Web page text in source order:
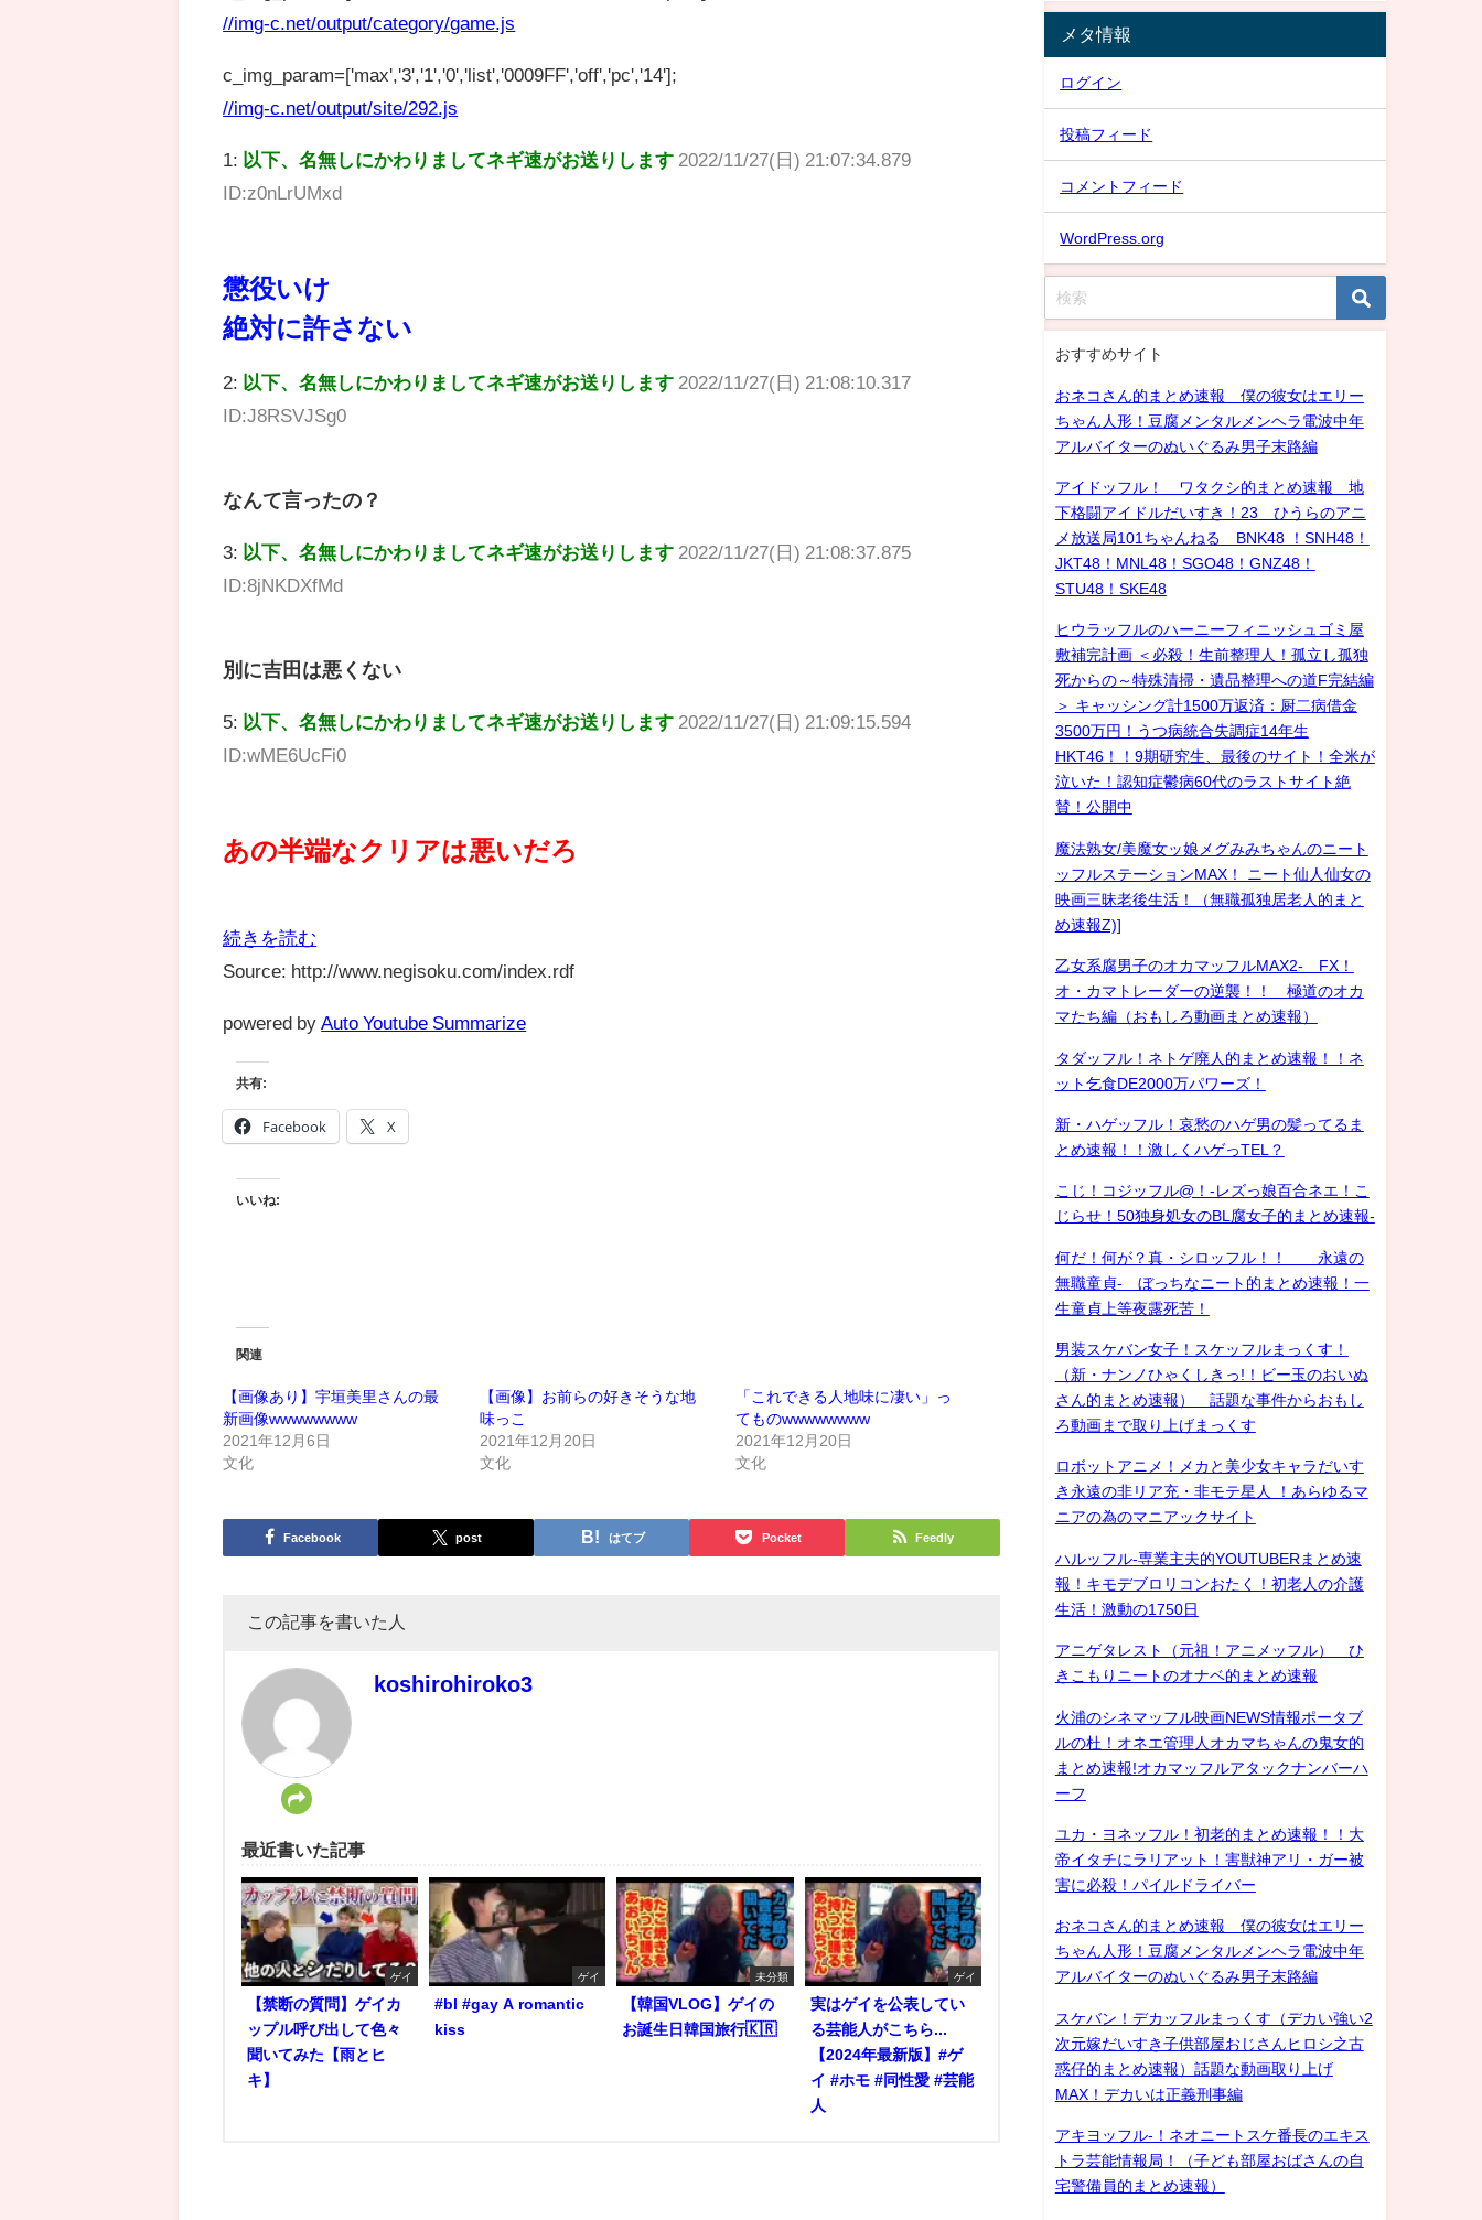
//img-c.net/output/category/game.js
c_img_param=['max','3','1','0','list','0009FF','off','pc','14'];
//img-c.net/output/site/292.js
1: 以下、名無しにかわりましてネギ速がお送りします 2022/11/27(日) 21:07:34.879
ID:z0nLrUMxd
懲役いけ
絶対に許さない
2: 以下、名無しにかわりましてネギ速がお送りします 2022/11/27(日) 21:08:10.317
ID:J8RSVJSg0
なんて言ったの？
3: 以下、名無しにかわりましてネギ速がお送りします 2022/11/27(日) 21:08:37.875
ID:8jNKDXfMd
別に吉田は悪くない
5: 以下、名無しにかわりましてネギ速がお送りします 2022/11/27(日) 21:09:15.594
ID:wME6UcFi0
あの半端なクリアは悪いだろ
続きを読む
Source: http://www.negisoku.com/index.rdf
powered by Auto Youtube Summarize
共有:
Facebook X
いいね:
関連
【画像あり】宇垣美里さんの最
新画像wwwwwwww
2021年12月6日
文化
【画像】お前らの好きそうな地
味っこ
2021年12月20日
文化
「これできる人地味に凄い」っ
てものwwwwwwww
2021年12月20日
文化
Facebook post はてブ Pocket Feedly
この記事を書いた人
koshirohiroko3
最近書いた記事
ゲイ
【禁断の質問】ゲイカ
ップル呼び出して色々
聞いてみた【雨とヒ
キ】
ゲイ
#bl #gay A romantic
kiss
未分類
【韓国VLOG】ゲイの
お誕生日韓国旅行🇰🇷
ゲイ
実はゲイを公表してい
る芸能人がこちら...
【2024年最新版】#ゲ
イ #ホモ #同性愛 #芸能
人
メタ情報
ログイン
投稿フィード
コメントフィード
WordPress.org
おすすめサイト
おネコさん的まとめ速報 僕の彼女はエリー
ちゃん人形！豆腐メンタルメンヘラ電波中年
アルバイターのぬいぐるみ男子末路編
アイドッフル！ ワタクシ的まとめ速報 地
下格闘アイドルだいすき！23 ひうらのアニ
メ放送局101ちゃんねる BNK48 ！SNH48！
JKT48！MNL48！SGO48！GNZ48！
STU48！SKE48
ヒウラッフルのハーニーフィニッシュゴミ屋
敷補完計画 ＜必殺！生前整理人！孤立し孤独
死からの～特殊清掃・遺品整理への道F完結編
＞ キャッシング計1500万返済：厨二病借金
3500万円！うつ病統合失調症14年生
HKT46！！9期研究生、最後のサイト！全米が
泣いた！認知症鬱病60代のラストサイト絶
賛！公開中
魔法熟女/美魔女ッ娘メグみみちゃんのニート
ッフルステーションMAX！ ニート仙人仙女の
映画三昧老後生活！（無職孤独居老人的まと
め速報Z)]
乙女系腐男子のオカマッフルMAX2- FX！
オ・カマトレーダーの逆襲！！ 極道のオカ
マたち編（おもしろ動画まとめ速報）
タダッフル！ネトゲ廃人的まとめ速報！！ネ
ット乞食DE2000万パワーズ！
新・ハゲッフル！哀愁のハゲ男の髪ってるま
とめ速報！！激しくハゲっTEL？
こじ！コジッフル@！-レズっ娘百合ネエ！こ
じらせ！50独身処女のBL腐女子的まとめ速報-
何だ！何が？真・シロッフル！！ 永遠の
無職童貞- ぼっちなニート的まとめ速報！一
生童貞上等夜露死苦！
男装スケバン女子！スケッフルまっくす！
（新・ナンノひゃくしきっ!！ビー玉のおいぬ
さん的まとめ速報） 話題な事件からおもし
ろ動画まで取り上げまっくす
ロボットアニメ！メカと美少女キャラだいす
き永遠の非リア充・非モテ星人 ！あらゆるマ
ニアの為のマニアックサイト
ハルッフル-専業主夫的YOUTUBERまとめ速
報！キモデブロリコンおたく！初老人の介護
生活！激動の1750日
アニゲタレスト（元祖！アニメッフル） ひ
きこもりニートのオナベ的まとめ速報
火浦のシネマッフル映画NEWS情報ポータブ
ルの杜！オネエ管理人オカマちゃんの鬼女的
まとめ速報!オカマッフルアタックナンバーハ
ーフ
ユカ・ヨネッフル！初老的まとめ速報！！大
帝イタチにラリアット！害獣神アリ・ガー被
害に必殺！パイルドライバー
おネコさん的まとめ速報 僕の彼女はエリー
ちゃん人形！豆腐メンタルメンヘラ電波中年
アルバイターのぬいぐるみ男子末路編
スケバン！デカッフルまっくす（デカい強い2
次元嫁だいすき子供部屋おじさんヒロシ之古
惑仔的まとめ速報）話題な動画取り上げ
MAX！デカいは正義刑事編
アキヨッフル-！ネオニートスケ番長のエキス
トラ芸能情報局！（子ども部屋おばさんの自
宅警備員的まとめ速報）